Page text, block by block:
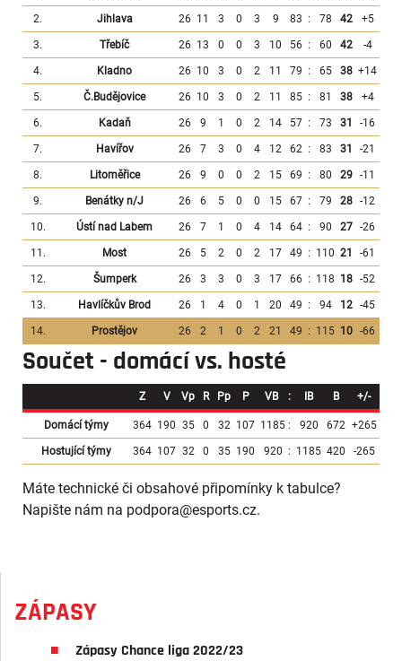
2. Jihlava 26 11 3 0 3 9 83 : 78 42 +5
3. Třebíč 26 13 0 0 3 10 56 : 60 42 -4
4. Kladno 26 10 3 0 2 11 79 : 65 38 +14
5. Č.Budějovice 26 10 3 0 2 11 85 : 81 38 +4
6. Kadaň 26 9 1 0 2 14 57 : 73 31 -16
7. Havířov 26 7 3 0 4 12 62 : 83 31 -21
8. Litoměřice 26 9 0 0 2 15 69 : 80 29 -11
9. Benátky n/J 26 6 5 0 0 15 67 : 79 28 -12
10. Ústí nad Labem 26 7 1 0 4 14 64 : 90 27 -26
11. Most 26 5 2 0 2 17 49 : 110 21 -61
12. Šumperk 26 3 3 0 3 17 66 : 118 18 -52
13. Havlíčkův Brod 26 1 4 0 1 20 49 : 94 12 -45
14. Prostějov 26 2 1 0 2 21 49 : 115 10 -66
Součet - domácí vs. hosté
Z V Vp R Pp P VB : IB B +/-
Domácí týmy 364 190 35 0 32 107 1185 : 920 672 +265
Hostující týmy 364 107 32 0 35 190 920 : 1185 420 -265
Máte technické či obsahové připomínky k tabulce?
Napište nám na podpora@esports.cz.
ZÁPASY
Zápasy Chance liga 2022/23